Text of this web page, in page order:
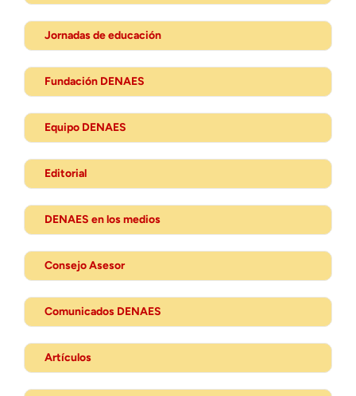
Jornadas de educación
Fundación DENAES
Equipo DENAES
Editorial
DENAES en los medios
Consejo Asesor
Comunicados DENAES
Artículos